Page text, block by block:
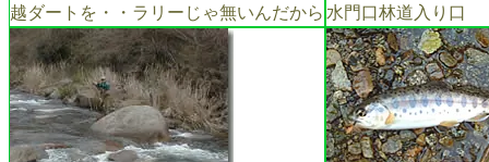
越ダートを・・ラリーじゃ無いんだから 水門口林道入り口